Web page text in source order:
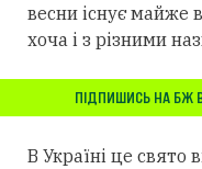
весни існує майже
хоча і з різними
ПІДПИШИСЬ НА БЖ
В Україні це свято